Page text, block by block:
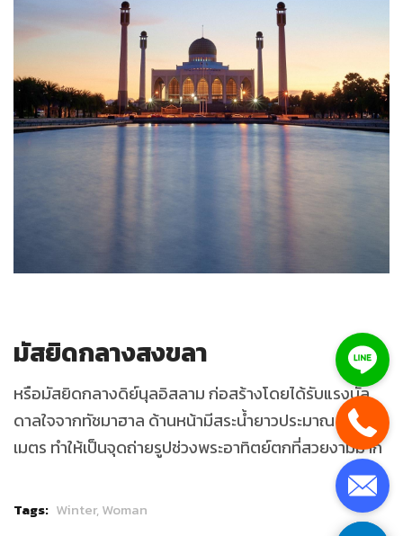
มัสยิดกลางสงขลา
หรือมัสยิดกลางดิย์นุลอิสลาม ก่อสร้างโดยได้รับแรงบัล
ดาลใจจากทัชมาฮาล ด้านหน้ามีสระน้ำยาวประมาณ 200
เมตร ทำให้เป็นจุดถ่ายรูปช่วงพระอาทิตย์ตกที่สวยงามมาก
Tags: Winter,Woman